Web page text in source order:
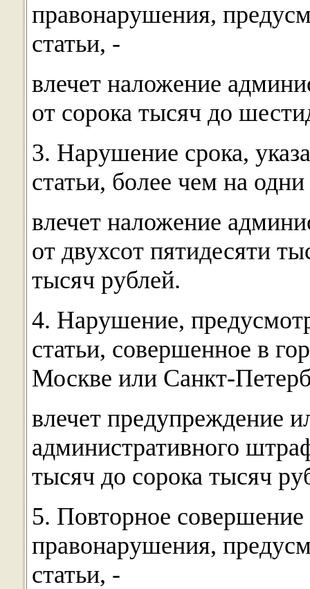
правонарушения,
статьи, -
влечет наложение
от сорока тысяч до
3. Нарушение срока,
статьи, более чем на
влечет наложение
от двухсот пятидесяти
тысяч рублей.
4. Нарушение,
статьи, совершенное в
Москве или Санкт-
влечет предупреждение
административного
тысяч до сорока тысяч
5. Повторное
правонарушения,
статьи, -